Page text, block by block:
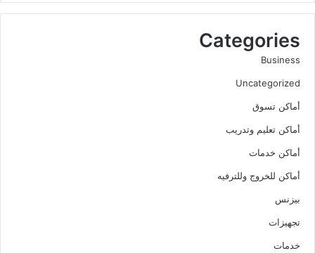
Categories
Business
Uncategorized
أماكن تسوق
أماكن تعليم وتدريب
أماكن خدمات
أماكن للخروج وللترفيه
بيزنس
تجهيزات
خدمات